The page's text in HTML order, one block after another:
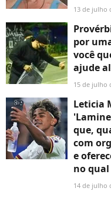
13 de julho
por
você
ajude
15 de julho
Leticia
que,
com
e
no qual
14 de julho